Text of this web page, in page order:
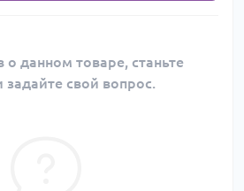
о данном товаре, станьте
свой вопрос.